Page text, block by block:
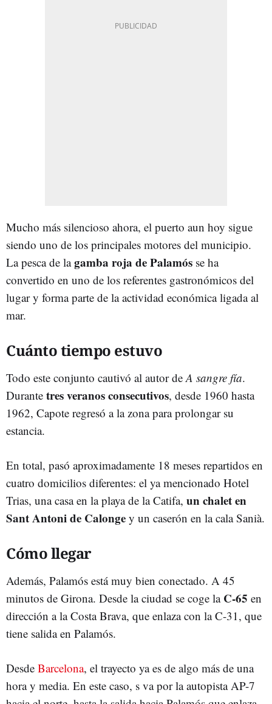
Mucho más silencioso ahora, el puerto aun hoy sigue
siendo uno de los principales motores del municipio.
La pesca de lagamba roja de Palamós se ha
convertido en uno de los referentes gastronómicos del
lugar y forma parte de la actividad económica ligada al
mar.
Cuánto tiempo estuvo
Todo este conjunto cautivó al autor de A sangre fía.
Durante tres veranos consecutivos, desde 1960 hasta
1962, Capote regresó a la zona para prolongar su
estancia.
En total, pasó aproximadamente 18 meses repartidos en
cuatro domicilios diferentes: el ya mencionado Hotel
Trias, una casa en la playa de la Catifa, un chalet en
Sant Antoni de Calonge y un caserón en la cala Sanià.
Cómo llegar
Además, Palamós está muy bien conectado. A 45
minutos de Girona. Desde la ciudad se coge la C-65 en
dirección a la Costa Brava, que enlaza con la C-31, que
tiene salida en Palamós.
Desde Barcelona, el trayecto ya es de algo más de una
hora y media. En este caso, s va por la autopista AP-7